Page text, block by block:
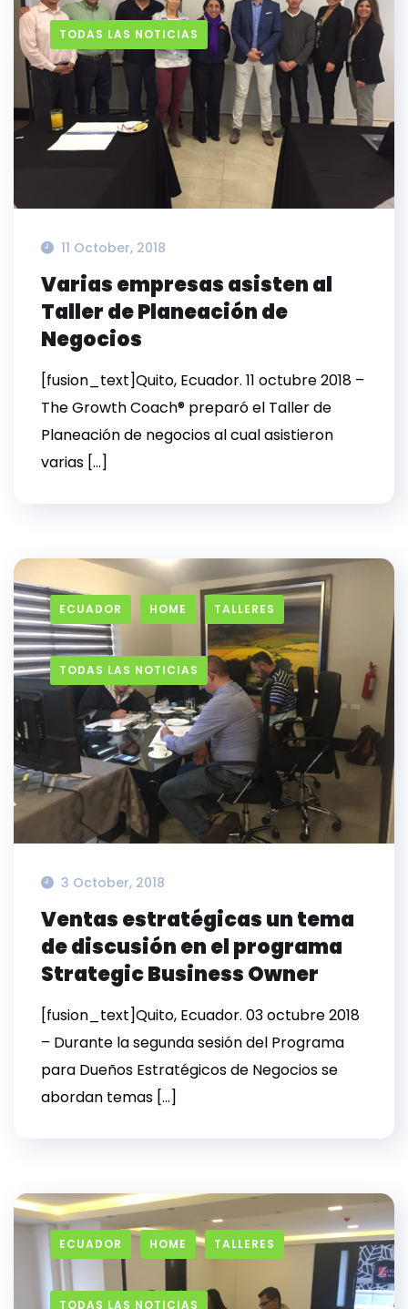
TODAS LAS NOTICIAS
11 October, 2018
Varias empresas asisten al
Taller de Planeación de
Negocios
[fusion_text]Quito, Ecuador. 11 octubre 2018 –
The Growth Coach® preparó el Taller de
Planeación de negocios al cual asistieron
varias […]
ECUADOR HOME TALLERES
TODAS LAS NOTICIAS
3 October, 2018
Ventas estratégicas un tema
de discusión en el programa
Strategic Business Owner
[fusion_text]Quito, Ecuador. 03 octubre 2018
– Durante la segunda sesión del Programa
para Dueños Estratégicos de Negocios se
abordan temas […]
ECUADOR HOME TALLERES
TODAS LAS NOTICIAS